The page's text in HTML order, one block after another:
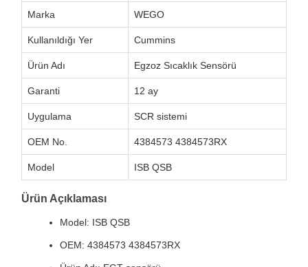
Marka WEGO
Kullanıldığı Yer Cummins
Ürün Adı Egzoz Sıcaklık Sensörü
Garanti 12 ay
Uygulama SCR sistemi
OEM No. 4384573 4384573RX
Model ISB QSB
Ürün Açıklaması
Model: ISB QSB
OEM: 4384573 4384573RX